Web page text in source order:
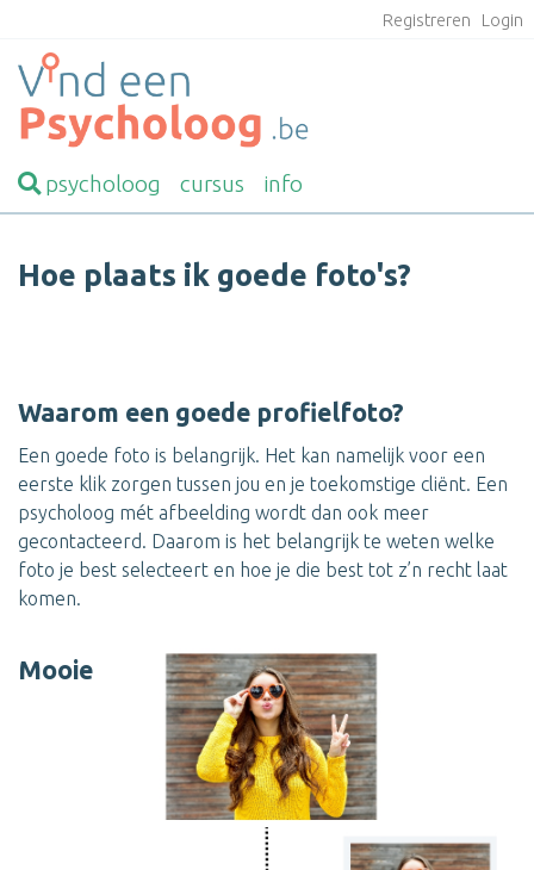
Registreren Login
psycholoog cursus info
Hoe plaats ik goede foto's?
Waarom een goede profielfoto?
Een goede foto is belangrijk. Het kan namelijk voor een
eerste klik zorgen tussen jou en je toekomstige cliënt. Een
psycholoog mét afbeelding wordt dan ook meer
gecontacteerd. Daarom is het belangrijk te weten welke
foto je best selecteert en hoe je die best tot z’n recht laat
komen.
Mooie